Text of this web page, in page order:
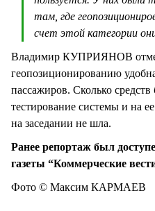
там, где
счет этой категории
Владимир КУПРИЯНОВ
геопозиционированию
пассажиров. Сколько средств
тестирование системы и на
на заседании не шла.
Ранее репортаж был
газеты “Коммерческие
Фото © Максим КАРМАЕВ